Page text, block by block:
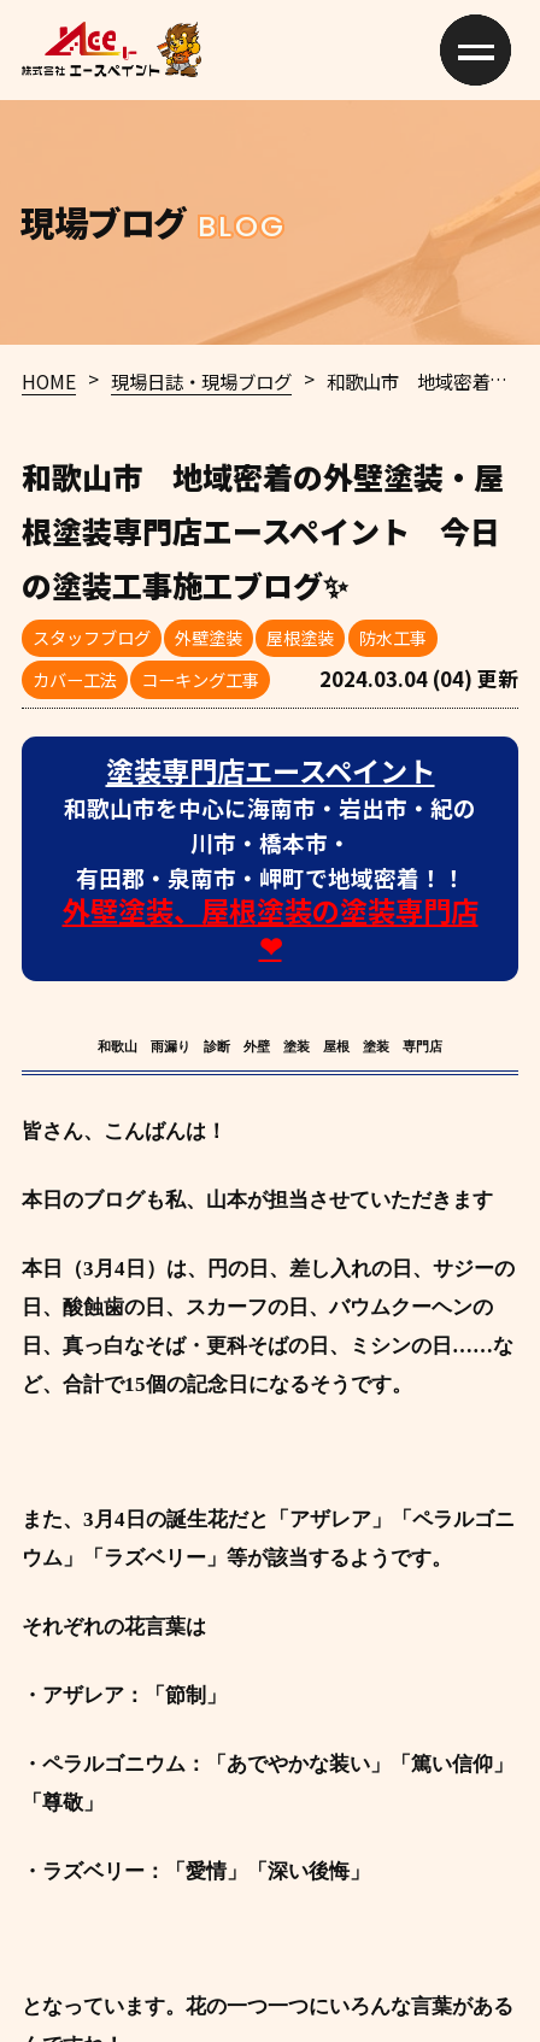
現場ブログ BLOG
HOME > 現場日誌・現場ブログ > 和歌山市 地域密着の外壁塗装・屋根塗装専門店エースペイント 今日の塗装工事施工ブログ✨
和歌山市 地域密着の外壁塗装・屋
根塗装専門店エースペイント 今日
の塗装工事施工ブログ✨
スタッフブログ 外壁塗装 屋根塗装
防水工事
カバー工法
コーキング工事 2024.03.04 (04) 更新
塗装専門店エースペイント
和歌山市を中心に海南市・岩出市・紀の
川市・橋本市・
有田郡・泉南市・岬町で地域密着！！
外壁塗装、屋根塗装の塗装専門店
❤
和歌山 雨漏り 診断 外壁 塗装 屋根 塗装 専門店
皆さん、こんばんは！
本日のブログも私、山本が担当させていただきます
本日（3月4日）は、円の日、差し入れの日、サジーの
日、酸蝕歯の日、スカーフの日、バウムクーヘンの
日、真っ白なそば・更科そばの日、ミシンの日……な
ど、合計で15個の記念日になるそうです。
また、3月4日の誕生花だと「アザレア」「ペラルゴニ
ウム」「ラズベリー」等が該当するようです。
それぞれの花言葉は
・アザレア：「節制」
・ペラルゴニウム：「あでやかな装い」「篤い信仰」
「尊敬」
・ラズベリー：「愛情」「深い後悔」
となっています。花の一つ一つにいろんな言葉がある